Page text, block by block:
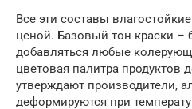
Все эти составы
ценой. Базовый тон краски –
добавляться любые
цветовая палитра продуктов
утверждают производители,
деформируются при